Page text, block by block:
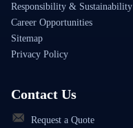
Responsibility & Sustainability
Career Opportunities
Sitemap
Privacy Policy
Contact Us
Request a Quote